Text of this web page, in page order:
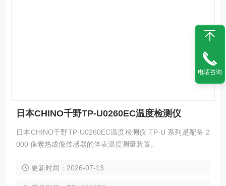
日本CHINO千野TP-U0260EC温度检测仪
日本CHINO千野TP-U0260EC温度检测仪 TP-U 系列是配备 2
000 像素热成像传感器的体表温度测量装置。
更新时间：2026-07-13
电话咨询